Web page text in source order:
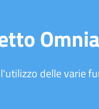
Omnia
delle varie